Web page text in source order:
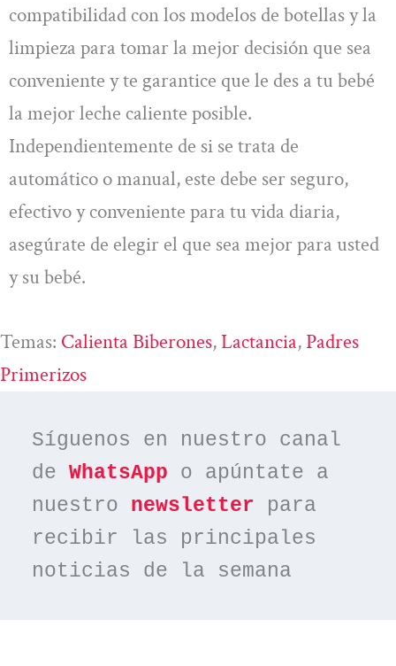
compatibilidad con los modelos de botellas y la
limpieza para tomar la mejor decisión que sea
conveniente y te garantice que le des a tu bebé
la mejor leche caliente posible.
Independientemente de si se trata de
automático o manual, este debe ser seguro,
efectivo y conveniente para tu vida diaria,
asegúrate de elegir el que sea mejor para usted
y su bebé.
Temas: Calienta Biberones, Lactancia, Padres
Primerizos
Síguenos en nuestro canal
de WhatsApp o apúntate a
nuestro newsletter para
recibir las principales
noticias de la semana